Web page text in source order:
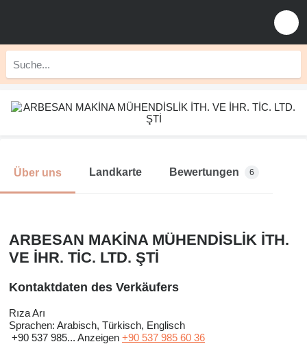
Über uns Landkarte Bewertungen 6
ARBESAN MAKİNA MÜHENDİSLİK İTH.
VE İHR. TİC. LTD. ŞTİ
Kontaktdaten des Verkäufers
Rıza Arı
Sprachen: Arabisch, Türkisch, Englisch
+90 537 985... Anzeigen +90 537 985 60 36